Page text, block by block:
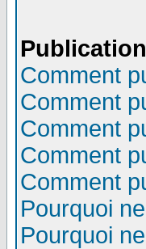
Publication
Comment
Comment
Comment
Comment
Comment
Pourquoi
Pourquoi